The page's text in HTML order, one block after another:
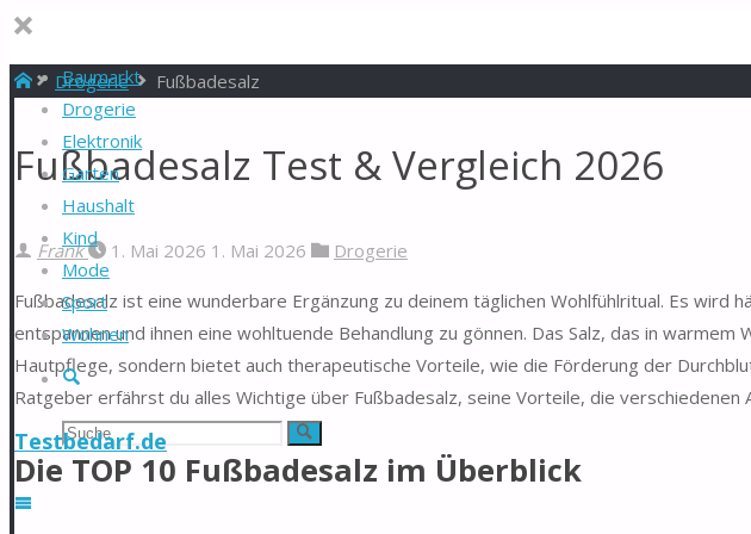
Baumarkt
Drogerie
Elektronik
Garten
Haushalt
Kind
Mode
Sport
Wohnen
Suche
Suchen
nach:
Suche
Testbedarf.de
StartDrogerie Fußbadesalz
Fußbadesalz Test & Vergleich 2026
Frank 1. Mai 2026 1. Mai 2026 Drogerie
Fußbadesalz ist eine wunderbare Ergänzung zu deinem täglichen Wohlfühlritual. Es wird
entspannen und ihnen eine wohltuende Behandlung zu gönnen. Das Salz, das in
Hautpflege, sondern bietet auch therapeutische Vorteile, wie die Förderung der
Ratgeber erfährst du alles Wichtige über Fußbadesalz, seine Vorteile, die
Die TOP 10 Fußbadesalz im Überblick